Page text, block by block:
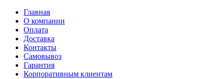
Главная
О компании
Оплата
Доставка
Контакты
Самовывоз
Гарантия
Корпоративным клиентам